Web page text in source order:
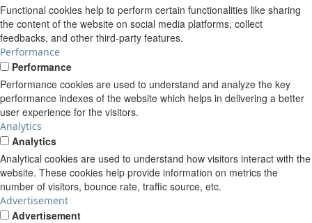
Functional cookies help to perform certain functionalities like sharing
the content of the website on social media platforms, collect
feedbacks, and other third-party features.
Performance
Performance
Performance cookies are used to understand and analyze the key
performance indexes of the website which helps in delivering a better
user experience for the visitors.
Analytics
Analytics
Analytical cookies are used to understand how visitors interact with the
website. These cookies help provide information on metrics the
number of visitors, bounce rate, traffic source, etc.
Advertisement
Advertisement